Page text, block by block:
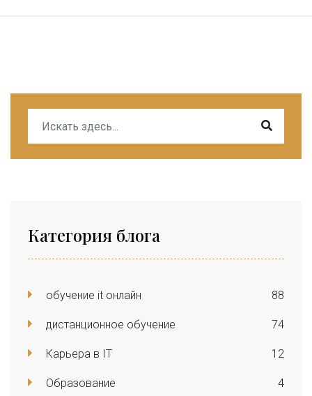
Категория блога
обучение it онлайн 88
дистанционное обучение 74
Карьера в IT 12
Образование 4